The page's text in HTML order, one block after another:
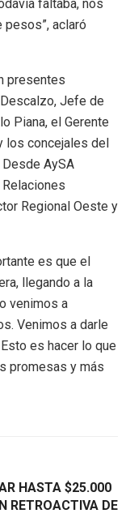
faltaba, nos
aclaró
presentes
Jefe de
Piana, el Gerente
los concejales del
AySA
Regional Oeste y
es que el
llegando a la
venimos a
Venimos a darle
es hacer lo que
promesas y más
HASTA $25.000
RETROACTIVA DE